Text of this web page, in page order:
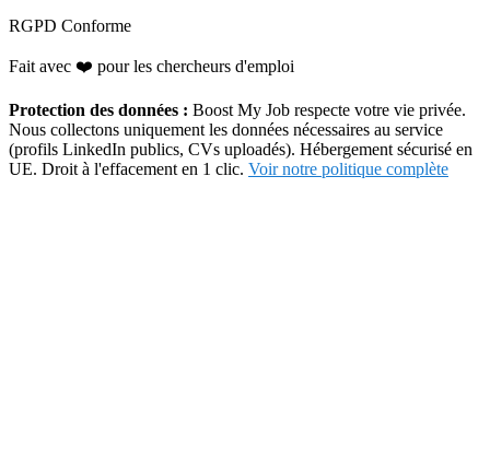
RGPD Conforme
Fait avec ❤️ pour les chercheurs d'emploi
Protection des données : Boost My Job respecte votre vie privée.
Nous collectons uniquement les données nécessaires au service
(profils LinkedIn publics, CVs uploadés). Hébergement sécurisé en
UE. Droit à l'effacement en 1 clic. Voir notre politique complète